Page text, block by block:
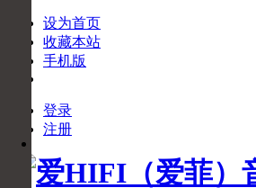
下
APP
设为首页
收藏本站
手机版
登录
注册